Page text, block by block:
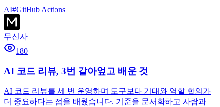
AI#GitHub Actions
무신사
180
AI 코드 리뷰, 3번 갈아엎고 배운 것
AI 코드 리뷰를 세 번 운영하며 도구보다 기대와 역할 합의가
더 중요하다는 점을 배웠습니다. 기준을 문서화하고 사람과